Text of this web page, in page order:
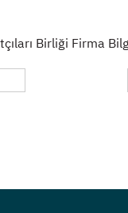
Birliği Firma